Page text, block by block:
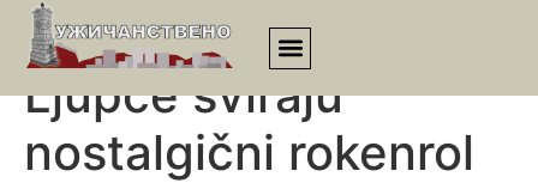
U Kvatru Mita i
Ljupče sviraju
nostalgični rokenrol